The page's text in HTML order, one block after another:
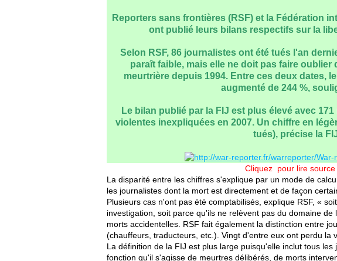
Reporters sans frontières (RSF) et la Fédération
ont publié leurs bilans respectifs sur la
Selon RSF, 86 journalistes ont été tués l'an
paraît faible, mais elle ne doit pas faire oublier
meurtrière depuis 1994. Entre ces deux dates,
augmenté de 244 %,
Le bilan publié par la FIJ est plus élevé avec
violentes inexpliquées en 2007. Un chiffre en
tués), précise la
Cliquez pour lire source
La disparité entre les chiffres s'explique par un mode de
les journalistes dont la mort est directement et de façon
Plusieurs cas n'ont pas été comptabilisés, explique RSF, «
investigation, soit parce qu'ils ne relèvent pas du domaine
morts accidentelles. RSF fait également la distinction entre
(chauffeurs, traducteurs, etc.). Vingt d'entre eux ont perdu la
La définition de la FIJ est plus large puisqu'elle inclut tous
fonction qu'il s'agisse de meurtres délibérés, de morts